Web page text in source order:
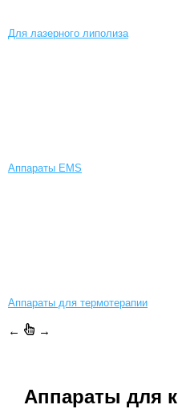
Для лазерного липолиза
Аппараты EMS
Аппараты для термотерапии
← →
Аппараты для